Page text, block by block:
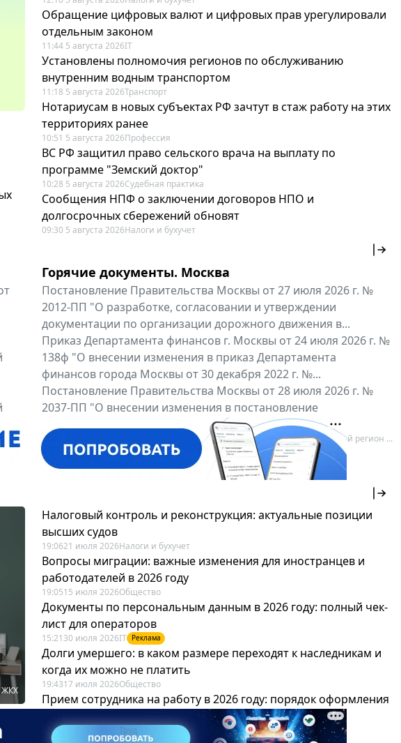
Обращение цифровых валют и цифровых прав урегулировали
отдельным законом
11:44 5 августа 2026IT
Установлены полномочия регионов по обслуживанию
внутренним водным транспортом
11:18 5 августа 2026Транспорт
Нотариусам в новых субъектах РФ зачтут в стаж работу на этих
территориях ранее
10:51 5 августа 2026Профессия
ВС РФ защитил право сельского врача на выплату по
программе "Земский доктор"
10:28 5 августа 2026Судебная практика
Сообщения НПФ о заключении договоров НПО и
долгосрочных сбережений обновят
09:30 5 августа 2026Налоги и бухучет
Горячие документы. Москва
Постановление Правительства Москвы от 27 июля 2026 г. №
2012-ПП "О разработке, согласовании и утверждении
документации по организации дорожного движения в...
Приказ Департамента финансов г. Москвы от 24 июля 2026 г. №
138ф "О внесении изменения в приказ Департамента
финансов города Москвы от 30 декабря 2022 г. №...
Постановление Правительства Москвы от 28 июля 2026 г. №
2037-ПП "О внесении изменения в постановление
Правительства Москвы от 26 июля 2011 г. № 334-ПП"
Все региональные документы Мой регион ...
ЖКХ
Налоговый контроль и реконструкция: актуальные позиции
высших судов
19:0621 июля 2026Налоги и бухучет
Вопросы миграции: важные изменения для иностранцев и
работодателей в 2026 году
19:0515 июля 2026Общество
Документы по персональным данным в 2026 году: полный чек-
лист для операторов
15:21 30 июля 2026IT Реклама
Долги умершего: в каком размере переходят к наследникам и
когда их можно не платить
19:4317 июля 2026Общество
Прием сотрудника на работу в 2026 году: порядок оформления
для кадровика и бухгалтера
12:28 Труд